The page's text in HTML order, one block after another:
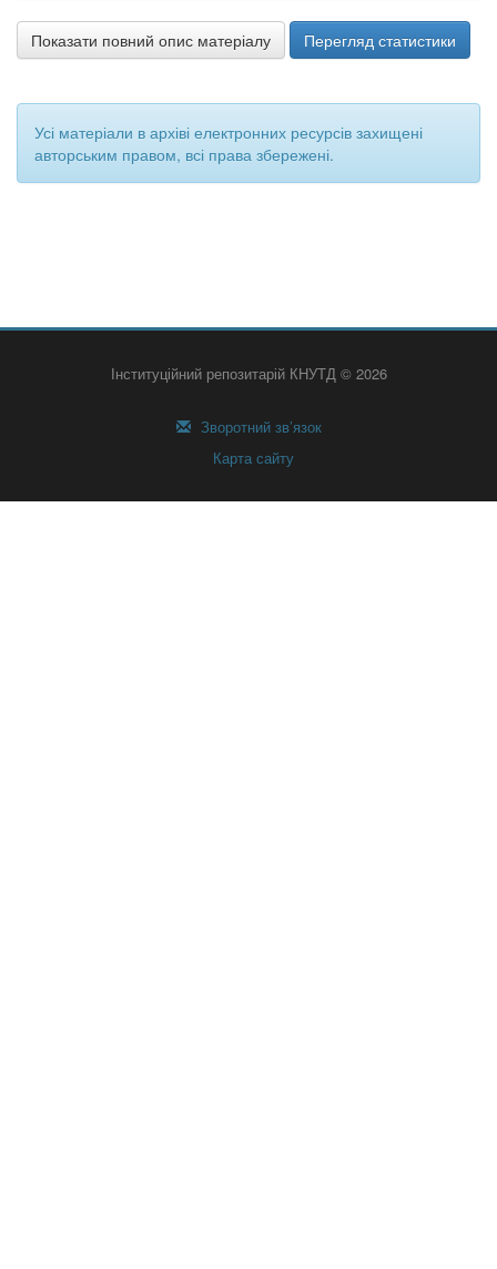
Показати повний опис матеріалу Перегляд статистики
Усі матеріали в архіві електронних ресурсів захищені
авторським правом, всі права збережені.
Інституційний репозитарій КНУТД © 2026
Зворотний зв’язок
Карта сайту